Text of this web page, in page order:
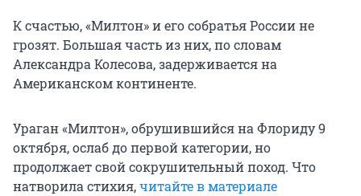
К счастью, «Милтон» и его собратья России не
грозят. Большая часть из них, по словам
Александра Колесова, задерживается на
Американском континенте.
Ураган «Милтон», обрушившийся на Флориду 9
октября, ослаб до первой категории, но
продолжает свой сокрушительный поход. Что
натворила стихия,читайте в материале